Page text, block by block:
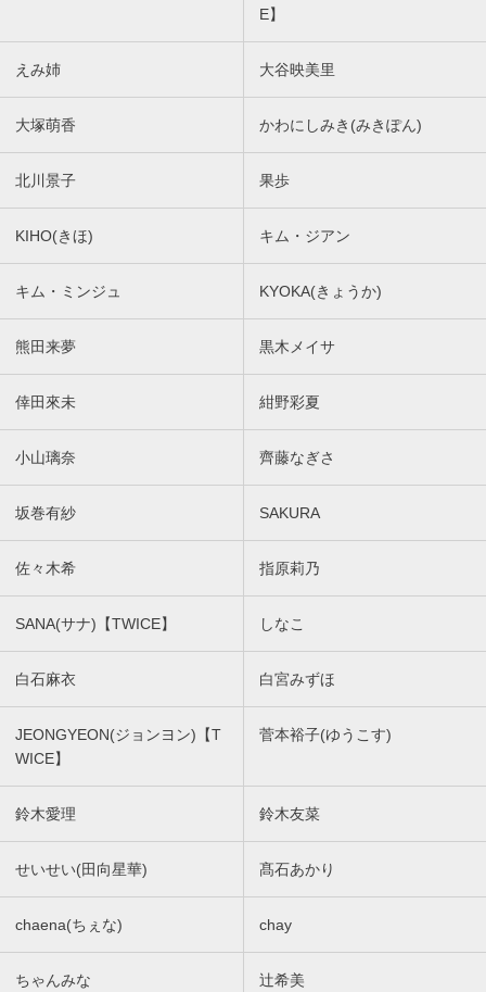
E】
えみ姉 大谷映美里
大塚萌香 かわにしみき(みきぽん)
北川景子 果歩
KIHO(きほ) キム・ジアン
キム・ミンジュ KYOKA(きょうか)
熊田来夢 黒木メイサ
倖田來未 紺野彩夏
小山璃奈 齊藤なぎさ
坂巻有紗 SAKURA
佐々木希 指原莉乃
SANA(サナ)【TWICE】 しなこ
白石麻衣 白宮みずほ
JEONGYEON(ジョンヨン)【T
WICE】
菅本裕子(ゆうこす)
鈴木愛理 鈴木友菜
せいせい(田向星華) 髙石あかり
chaena(ちぇな) chay
ちゃんみな 辻希美